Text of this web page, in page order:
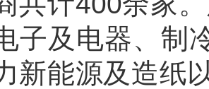
子及电器、制
新能源及造纸